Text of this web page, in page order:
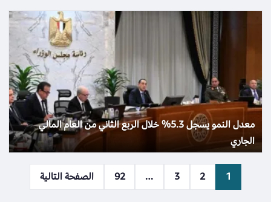
معدل النمو يسجل 5.3% خلال الربع الثاني من العام المالي
الجاري
1
2
3
…
92 الصفحة التالية